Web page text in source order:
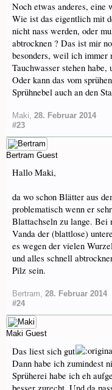
Noch etwas anderes, eine
Wie ist das eigentlich mit
nicht nass werden, oder
abtrocknen ? Das ist mir
besonders, weil ich immer
Tauchwasser stehen
Oder kann das vom
Sprühnebel auch an den
Maki, 28. Februar 2014
#23
Bertram Guest
Hallo Maki,
da wo schon Blätter aus
problematisch wenn er
Blattachseln zu lange. Bei
Vanda der (blattlose)
es wegen der vielen
und alles schnell
Pilz sein.
Bertram, 28. Februar 2014
#24
Maki Guest
Das liest sich gut
Dann habe ich zumindest
Sprüherei habe ich eh